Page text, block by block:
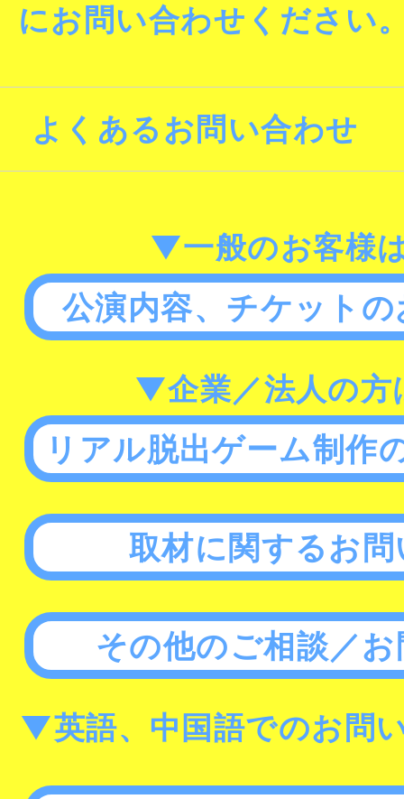
にお問い合わせください
よくあるお問い合わせ
▼一般のお客様
公演内容、チケット
▼企業／法人の方
リアル脱出ゲーム制作
取材に関するお
その他のご相談／
▼英語、中国語でのお問